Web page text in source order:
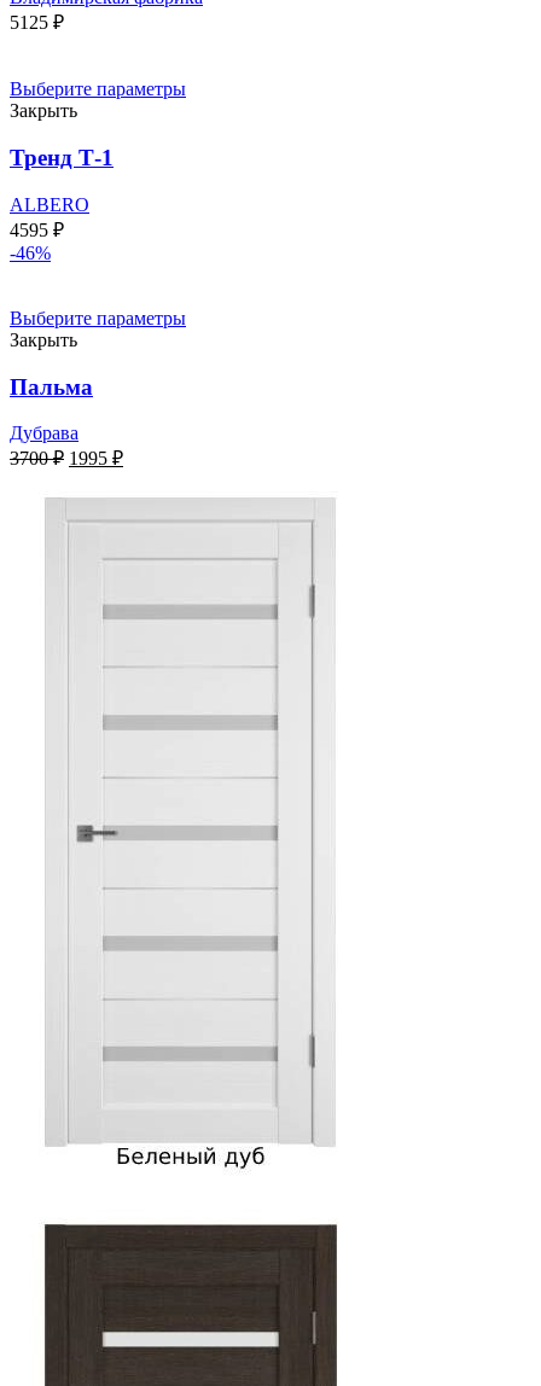
5125 ₽
Выберите параметры
Закрыть
Тренд Т-1
ALBERO
4595 ₽
-46%
Выберите параметры
Закрыть
Пальма
Дубрава
3700₽ Первоначальная
составляла
3700 ₽.
1995 ₽Текущая
1995 ₽.